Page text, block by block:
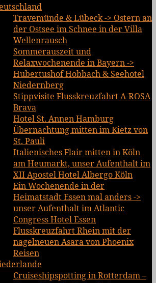
Travemünde & Lübeck -> Ostern an
der Ostsee im Schnee in der Villa
Wellenrausch
Sommerauszeit und
Relaxwochenende in Bayern ->
Hubertushof Hobbach & Seehotel
Niedernberg
Stippvisite Flusskreuzfahrt A-ROSA
Brava
Hotel St. Annen Hamburg
Übernachtung mitten im Kietz von
St. Pauli
Italienisches Flair mitten in Köln
am Heumarkt, unser Aufenthalt im
XII Apostel Hotel Albergo Köln
Ein Wochenende in der
Heimatstadt Essen mal anders ->
unser Aufenthalt im Atlantic
Congress Hotel Essen
Flusskreuzfahrt Rhein mit der
nagelneuen Asara von Phoenix
Reisen
Cruiseshipspotting in Rotterdam –